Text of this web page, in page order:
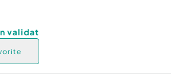
validat